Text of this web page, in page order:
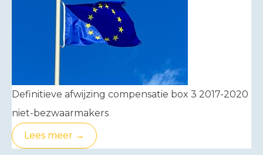
Definitieve afwijzing compensatie box 3 2017-2020
niet-bezwaarmakers
Lees meer →